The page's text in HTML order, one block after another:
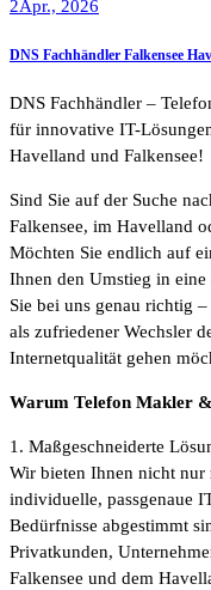
2Apr., 2026
DNS Fachhändler Falkensee
DNS Fachhändler –
für innovative IT-
Havelland und Falkensee!
Sind Sie auf der Suche
Falkensee, im Havelland
Möchten Sie endlich auf
Ihnen den Umstieg in
Sie bei uns genau richtig
als zufriedener Wechsler
Internetqualität gehen
Warum Telefon Makler
1. Maßgeschneiderte
Wir bieten Ihnen nicht
individuelle, passgenaue
Bedürfnisse abgestimmt
Privatkunden,
Falkensee und dem